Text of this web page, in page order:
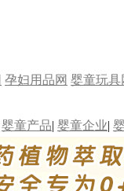
孕妇用品网 婴童玩具
婴童产品| 婴童企业|